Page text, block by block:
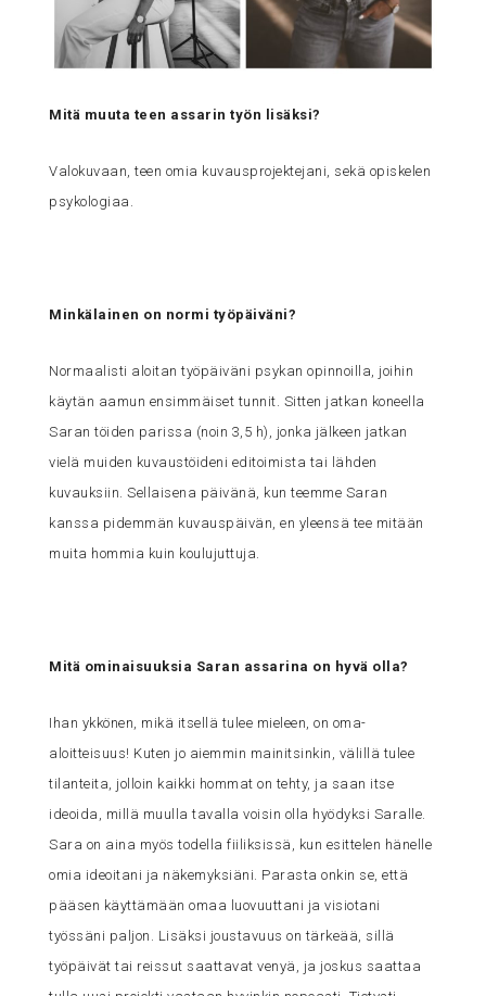
Mitä muuta teen assarin työn lisäksi?
Valokuvaan, teen omia kuvausprojektejani, sekä opiskelen
psykologiaa.
Minkälainen on normi työpäiväni?
Normaalisti aloitan työpäiväni psykan opinnoilla, joihin
käytän aamun ensimmäiset tunnit. Sitten jatkan koneella
Saran töiden parissa (noin 3,5 h), jonka jälkeen jatkan
vielä muiden kuvaustöideni editoimista tai lähden
kuvauksiin. Sellaisena päivänä, kun teemme Saran
kanssa pidemmän kuvauspäivän, en yleensä tee mitään
muita hommia kuin koulujuttuja.
Mitä ominaisuuksia Saran assarina on hyvä olla?
Ihan ykkönen, mikä itsellä tulee mieleen, on oma-
aloitteisuus! Kuten jo aiemmin mainitsinkin, välillä tulee
tilanteita, jolloin kaikki hommat on tehty, ja saan itse
ideoida, millä muulla tavalla voisin olla hyödyksi Saralle.
Sara on aina myös todella fiiliksissä, kun esittelen hänelle
omia ideoitani ja näkemyksiäni. Parasta onkin se, että
pääsen käyttämään omaa luovuuttani ja visiotani
työssäni paljon. Lisäksi joustavuus on tärkeää, sillä
työpäivät tai reissut saattavat venyä, ja joskus saattaa